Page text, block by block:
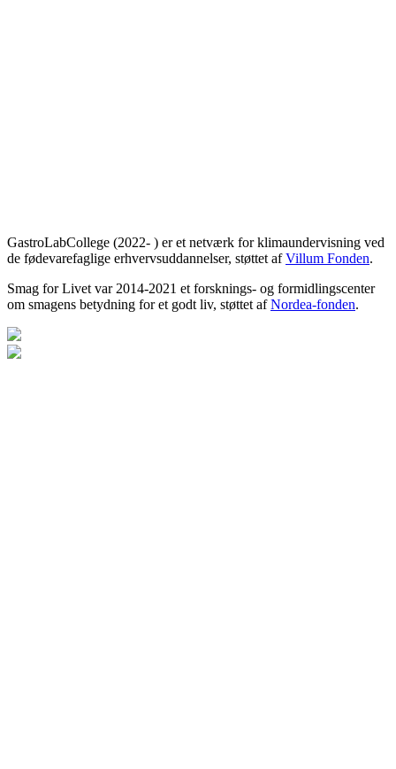
GastroLabCollege (2022- ) er et netværk for klimaundervisning ved
de fødevarefaglige erhvervsuddannelser, støttet afVillum Fonden.
Smag for Livet var 2014-2021 et forsknings- og formidlingscenter
om smagens betydning for et godt liv, støttet afNordea-fonden.